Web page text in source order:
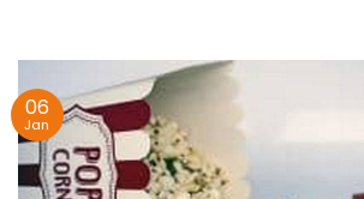
06
Jan